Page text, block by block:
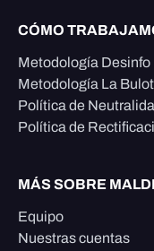
CÓMO
Metodología Desinfo
Metodología La
Política de
Política de
MÁS SOBRE
Equipo
Nuestras cuentas